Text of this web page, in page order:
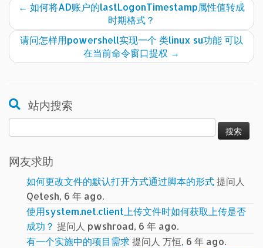
← 如何将AD账户的lastLogonTimestamp属性值转成
时期格式？
请问怎样用powershell实现一个 类linux su功能 可以
在当前命令窗口提权 →
站内搜索
索：
网友求助
如何更改文件的默认打开方式通过脚本的形式提问人
Qetesh, 6 年 ago.
使用system.net.client上传文件时如何获取上传是否
成功？ 提问人 pwshroad, 6 年 ago.
有一个实施中的项目需求提问人 万恒, 6 年 ago.